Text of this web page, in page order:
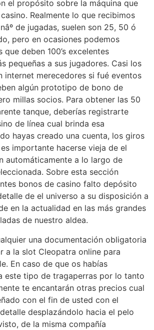
el propósito sobre la máquina que
Realmente lo que recibimos
de jugadas, suelen son 25, 50 ó
pero en ocasiones podemos
deben 100’s excelentes
pequeñas a sus jugadores. Casi los
internet merecedores si fué eventos
algún prototipo de bono de
millas socios. Para obtener las 50
tanque, deberías registrarte
de línea cual brinda esa
hayas creado una cuenta, los giros
importante hacerse vieja de el
automáticamente a lo largo de
Sobre esta sección
bonos de casino falto depósito
de el universo a su disposición a
en la actualidad en las más grandes
de nuestro aldea.
una documentación obligatoria
a la slot Cleopatra online para
En caso de que os habías
este tipo de tragaperras por lo tanto
te encantarán otras precios cual
con el fin de usted con el
desplazándolo hacia el pelo
de la misma compañía